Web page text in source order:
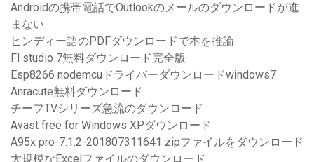
Androidの携帯電話でOutlookのメールのダウンロードが進
まない
ヒンディー語のPDFダウンロードで本を推論
Fl studio 7無料ダウンロード完全版
Esp8266 nodemcuドライバーダウンロードwindows7
Anracute無料ダウンロード
チーフTVシリーズ急流のダウンロード
Avast free for Windows XPダウンロード
A95x pro-7.1.2-201807311641 zipファイルをダウンロード
大規模なExcelファイルのダウンロード